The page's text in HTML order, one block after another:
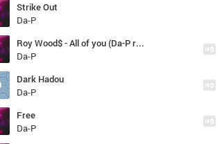
Strike Out
Da-P
Roy Wood$ - All of you (Da-P remix)
Da-P
Dark Hadou
Da-P
Free
Da-P